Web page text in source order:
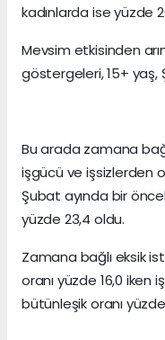
kadınlarda ise yüzde
Mevsim etkisinden
göstergeleri, 15+ yaş,
Bu arada zamana
işgücü ve işsizlerden
Şubat ayında bir
yüzde 23,4 oldu.
Zamana bağlı eksik
oranı yüzde 16,0 iken
bütünleşik oranı